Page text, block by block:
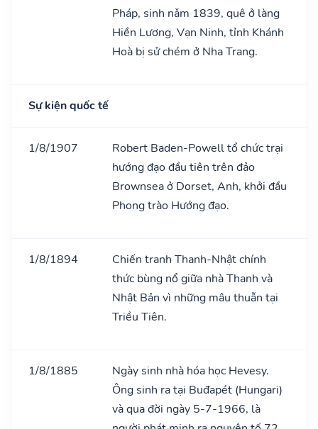
Pháp, sinh nǎm 1839, quê ở làng
Hiền Lương, Vạn Ninh, tỉnh Khánh
Hoà bị sử chém ở Nha Trang.
Sự kiện quốc tế
1/8/1907
Robert Baden-Powell tổ chức trại
hướng đạo đầu tiên trên đảo
Brownsea ở Dorset, Anh, khởi đầu
Phong trào Hướng đạo.
1/8/1894
Chiến tranh Thanh-Nhật chính
thức bùng nổ giữa nhà Thanh và
Nhật Bản vì những mâu thuẫn tại
Triều Tiên.
1/8/1885
Ngày sinh nhà hóa học Hevesy.
Ông sinh ra tại Buđapét (Hungari)
và qua đời ngày 5-7-1966, là